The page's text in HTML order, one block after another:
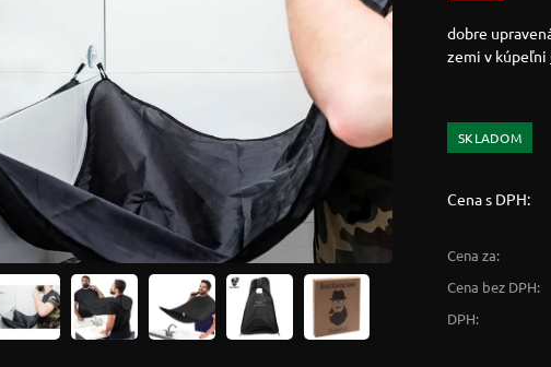
dobre
zemi v kúpeľni
SKLADOM
Cena s DPH:
Cena za:
Cena bez DPH:
DPH: